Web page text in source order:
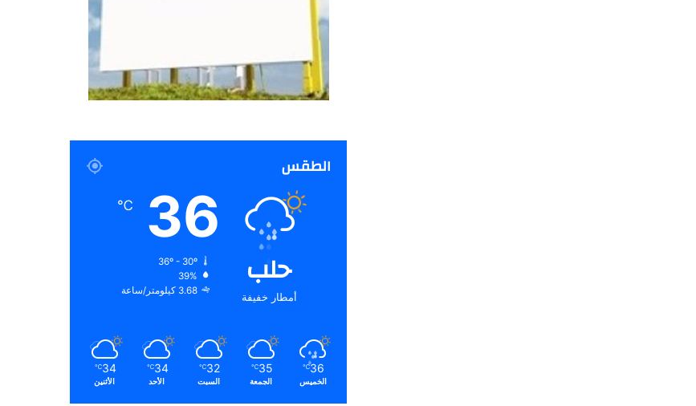
الطقس
حلب
أمطار خفيفة
36
℃
36º - 30º
39%
3.68 كيلومتر/ساعة
36
℃
الخميس
35
℃
الجمعة
32
℃
السبت
34
℃
الأحد
34
℃
الأثنين